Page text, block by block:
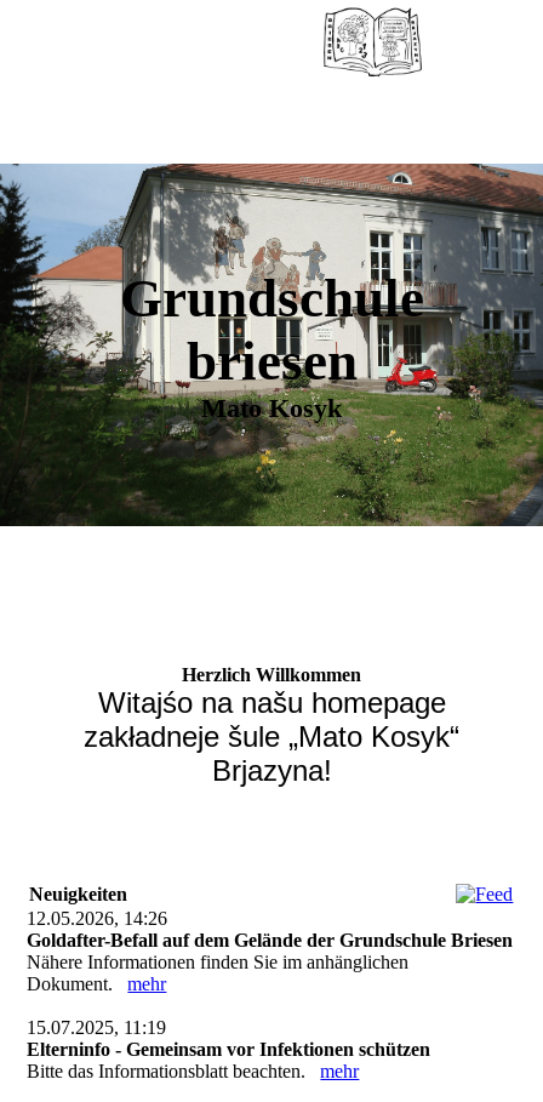
Grundschule
briesen
Mato Kosyk
Herzlich Willkommen
Witajśo na našu homepage
zakładneje šule „Mato Kosyk“
Brjazyna!
Neuigkeiten
12.05.2026, 14:26
Goldafter-Befall auf dem Gelände der Grundschule Briesen
Nähere Informationen finden Sie im anhänglichen
Dokument.mehr
15.07.2025, 11:19
Elterninfo - Gemeinsam vor Infektionen schützen
Bitte das Informationsblatt beachten.mehr